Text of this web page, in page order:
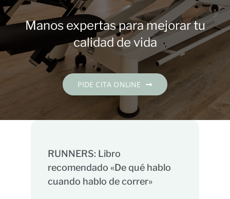
Contacto
Español
Manos expertas para mejorar tu
calidad de vida
PIDE CITA ONLINE
RUNNERS: Libro
recomendado «De qué hablo
cuando hablo de correr»